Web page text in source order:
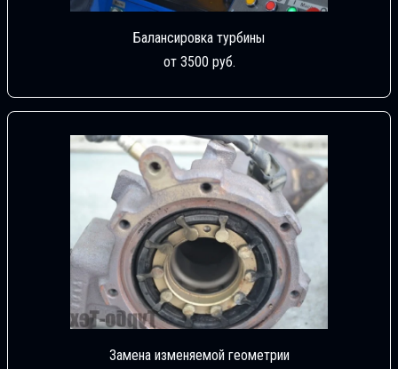
Балансировка турбины
от 3500 руб.
Замена изменяемой геометрии